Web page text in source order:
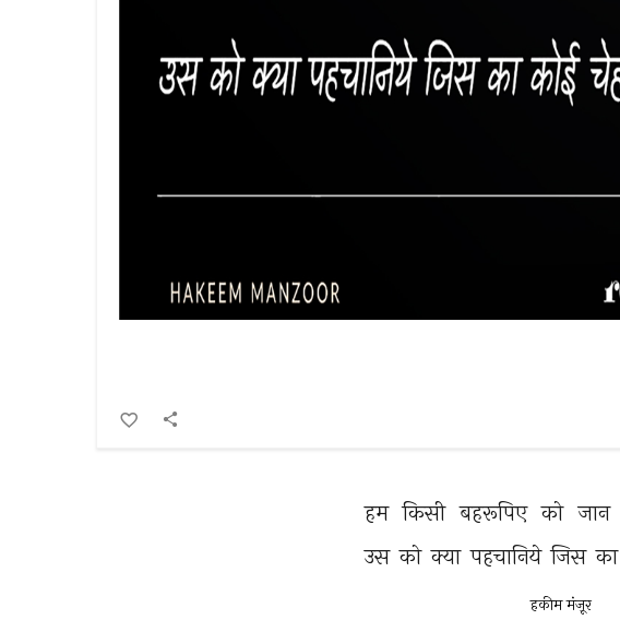
हम किसी बहरूपिए को जान
उस को क्या पहचानिये जिस का
हकीम मंज़ूर